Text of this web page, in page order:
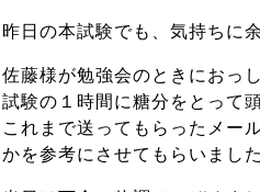
昨日の本試験でも、気持ちに
佐藤様が勉強会のときにおっ
試験の１時間に糖分をとって
これまで送ってもらったメー
かを参考にさせてもらいました